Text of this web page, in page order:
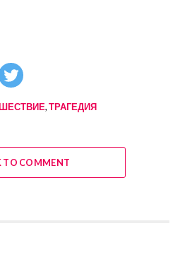
, ТРАГЕДИЯ
TO COMMENT